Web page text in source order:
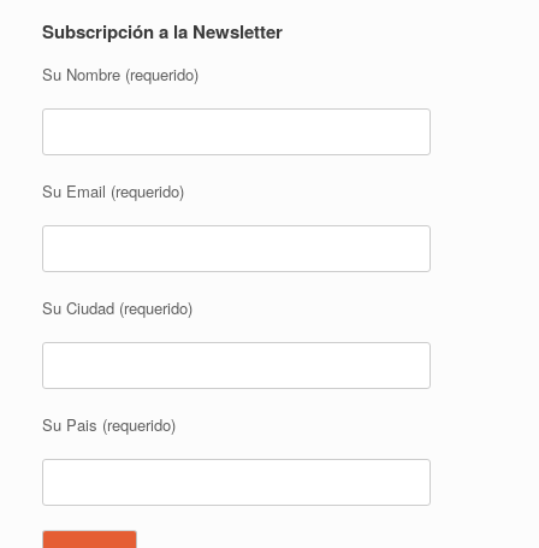
Subscripción a la Newsletter
Su Nombre (requerido)
Su Email (requerido)
Su Ciudad (requerido)
Su Pais (requerido)